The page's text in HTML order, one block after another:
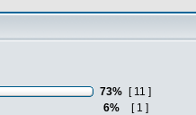
73%
[ 11 ]
6%
[ 1 ]